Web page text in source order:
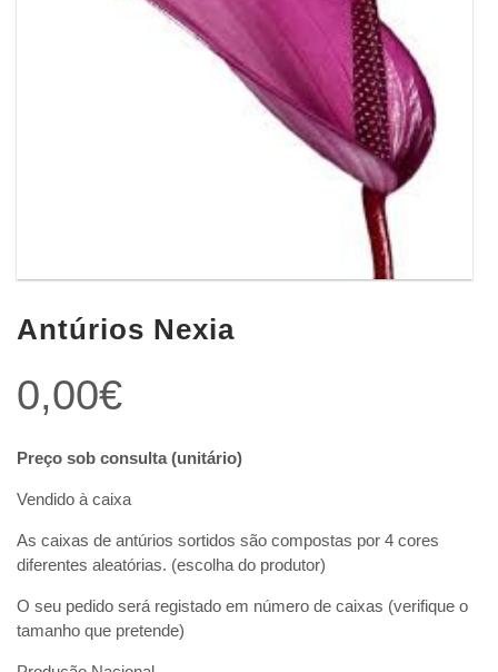
Antúrios Nexia
0,00€
Preço sob consulta (unitário)
Vendido à caixa
As caixas de antúrios sortidos são compostas por 4 cores
diferentes aleatórias. (escolha do produtor)
O seu pedido será registado em número de caixas (verifique o
tamanho que pretende)